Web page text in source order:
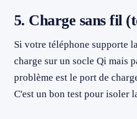
5. Charge sans fil
Si votre téléphone supporte
charge sur un socle Qi mais
problème est le port de
C'est un bon test pour isoler